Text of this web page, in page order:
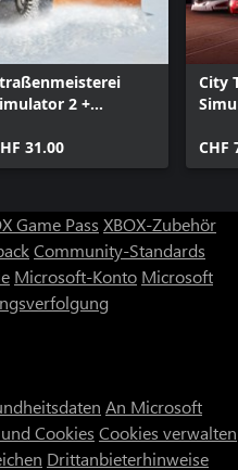
2 +
31.00
City
CHF
Game Pass XBOX-Zubehör
Community-Standards
Microsoft-Konto Microsoft
An Microsoft
Cookies Cookies verwalten
Drittanbieterhinweise